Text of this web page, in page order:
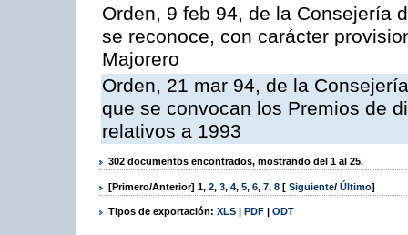
Orden, 9 feb 94, de la Consejería
se reconoce, con carácter
Majorero
Orden, 21 mar 94, de la
que se convocan los Premios de
relativos a 1993
302 documentos encontrados, mostrando del 1 al 25.
[Primero/Anterior] 1, 2, 3, 4, 5, 6, 7, 8 [ Siguiente/ Último]
Tipos de exportación: XLS | PDF | ODT